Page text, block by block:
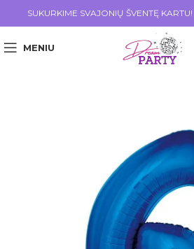
SUKURKIME SVAJONIŲ ŠVENTĘ KARTU!
MENIU